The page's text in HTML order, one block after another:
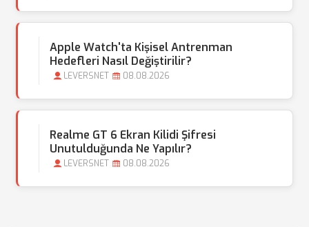
Apple Watch'ta Kişisel Antrenman
Hedefleri Nasıl Değiştirilir?
LEVERSNET 08.08.2026
Realme GT 6 Ekran Kilidi Şifresi
Unutulduğunda Ne Yapılır?
LEVERSNET 08.08.2026